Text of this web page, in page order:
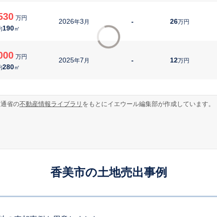
万円
190㎡
2026年3 月 - 26万円
万円
280㎡
2025年7 月 - 12万円
省の不動産情報ライブラリ をもとにイエウール編集部が作成しています。
香美市の土地売出事例